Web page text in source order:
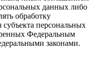
данных либо
обработку
субъекта персональных
Федеральным
законами.